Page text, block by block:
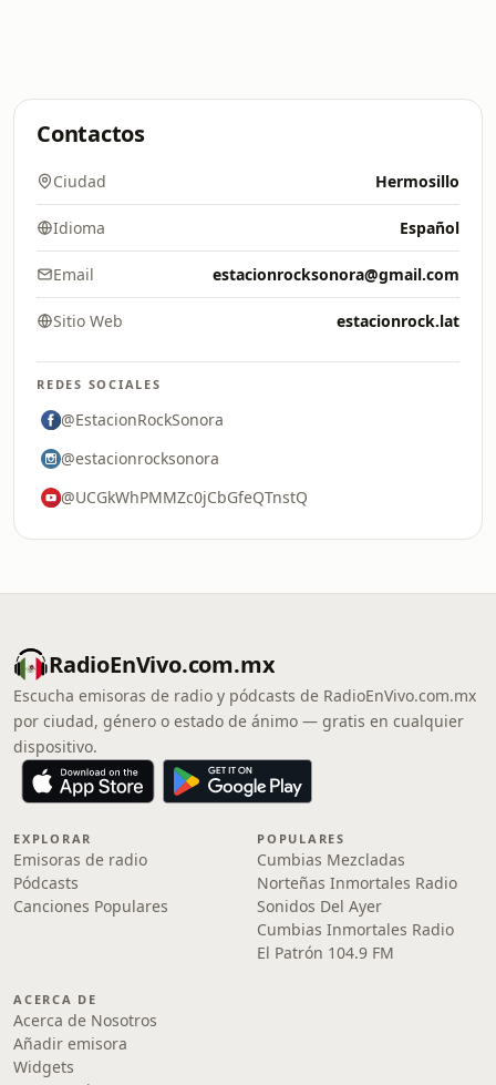
Contactos
Ciudad Hermosillo
Idioma Español
Email estacionrocksonora@gmail.com
Sitio Web estacionrock.lat
REDES SOCIALES
@EstacionRockSonora
@estacionrocksonora
@UCGkWhPMMZc0jCbGfeQTnstQ
RadioEnVivo.com.mx
Escucha emisoras de radio y pódcasts de RadioEnVivo.com.mx
por ciudad, género o estado de ánimo — gratis en cualquier
dispositivo.
EXPLORAR
Emisoras de radio
Pódcasts
Canciones Populares
POPULARES
Cumbias Mezcladas
Norteñas Inmortales Radio
Sonidos Del Ayer
Cumbias Inmortales Radio
El Patrón 104.9 FM
ACERCA DE
Acerca de Nosotros
Añadir emisora
Widgets